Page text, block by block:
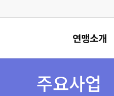
연맹소개
주요사업